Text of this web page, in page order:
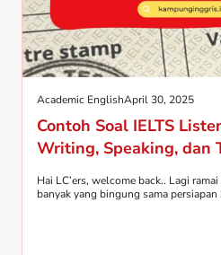
Academic EnglishApril 30, 2025
Contoh Soal IELTS
Writing, Speaking, dan
Hai LC’ers, welcome back.. Lagi
banyak yang bingung sama